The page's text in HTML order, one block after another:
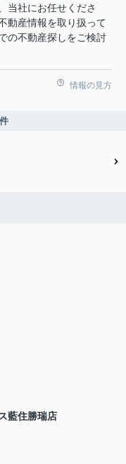
当社にお任せくださ
動産情報を取り扱って
の不動産探しをご検討
情報の見方
藍住勝瑞店